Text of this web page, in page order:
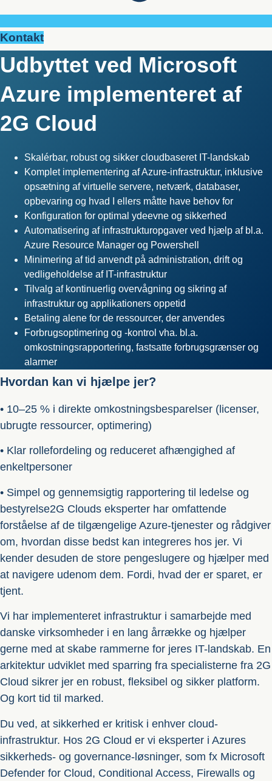
Kontakt
Udbyttet ved Microsoft
Azure implementeret af
2G Cloud
Skalérbar, robust og sikker cloudbaseret IT-landskab
Komplet implementering af Azure-infrastruktur, inklusive
opsætning af virtuelle servere, netværk, databaser,
opbevaring og hvad I ellers måtte have behov for
Konfiguration for optimal ydeevne og sikkerhed
Automatisering af infrastrukturopgaver ved hjælp af bl.a.
Azure Resource Manager og Powershell
Minimering af tid anvendt på administration, drift og
vedligeholdelse af IT-infrastruktur
Tilvalg af kontinuerlig overvågning og sikring af
infrastruktur og applikationers oppetid
Betaling alene for de ressourcer, der anvendes
Forbrugsoptimering og -kontrol vha. bl.a.
omkostningsrapportering, fastsatte forbrugsgrænser og
alarmer
Hvordan kan vi hjælpe jer?
• 10–25 % i direkte omkostningsbesparelser (licenser,
ubrugte ressourcer, optimering)
• Klar rollefordeling og reduceret afhængighed af
enkeltpersoner
• Simpel og gennemsigtig rapportering til ledelse og
bestyrelse2G Clouds eksperter har omfattende
forståelse af de tilgængelige Azure-tjenester og rådgiver
om, hvordan disse bedst kan integreres hos jer. Vi
kender desuden de store pengeslugere og hjælper med
at navigere udenom dem. Fordi, hvad der er sparet, er
tjent.
Vi har implementeret infrastruktur i samarbejde med
danske virksomheder i en lang årrække og hjælper
gerne med at skabe rammerne for jeres IT-landskab. En
arkitektur udviklet med sparring fra specialisterne fra 2G
Cloud sikrer jer en robust, fleksibel og sikker platform.
Og kort tid til marked.
Du ved, at sikkerhed er kritisk i enhver cloud-
infrastruktur. Hos 2G Cloud er vi eksperter i Azures
sikkerheds- og governance-løsninger, som fx Microsoft
Defender for Cloud, Conditional Access, Firewalls og